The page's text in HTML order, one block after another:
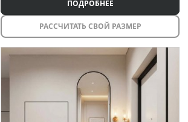
ПОДРОБНЕЕ
РАССЧИТАТЬ СВОЙ РАЗМЕР